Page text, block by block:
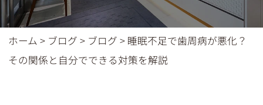
ホーム > ブログ > ブログ > 睡眠不足で歯周病が悪化？
その関係と自分でできる対策を解説